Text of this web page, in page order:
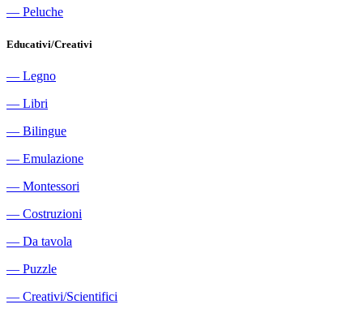
― Peluche
Educativi/Creativi
― Legno
― Libri
― Bilingue
― Emulazione
― Montessori
― Costruzioni
― Da tavola
― Puzzle
― Creativi/Scientifici